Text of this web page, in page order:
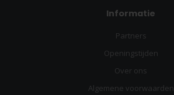
Informatie
Partners
Openingstijden
Over ons
Algemene voorwaarden